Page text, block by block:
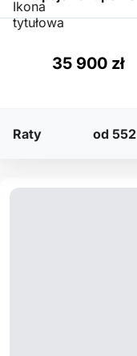
35 900 zł
Raty od 552